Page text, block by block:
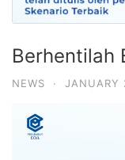
Berhentilah
NEWS ·